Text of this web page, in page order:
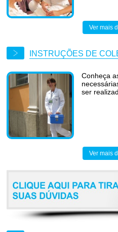
Ver mais
INSTRUÇÕES DE
Conheça
ser
Ver mais